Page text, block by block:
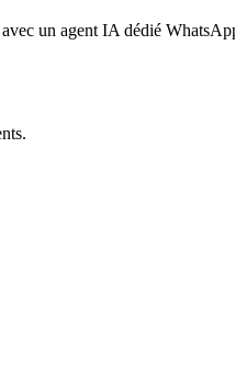
un agent IA dédié